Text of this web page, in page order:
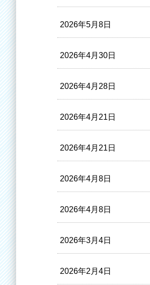
2026年5月8日
2026年4月30日
2026年4月28日
2026年4月21日
2026年4月21日
2026年4月8日
2026年4月8日
2026年3月4日
2026年2月4日